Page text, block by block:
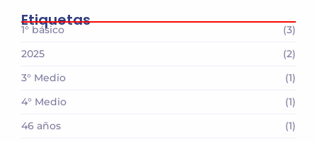
Etiquetas
1° básico
(3)
2025
(2)
3° Medio
(1)
4° Medio
(1)
46 años
(1)